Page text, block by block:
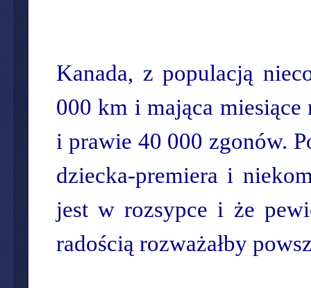
Kanada, z populacją
000 km i mająca
i prawie 40 000 zgonów.
dziecka-premiera i
jest w rozsypce i że
radością rozważałby